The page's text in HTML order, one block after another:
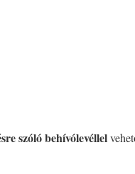
szóló behívólevéllel